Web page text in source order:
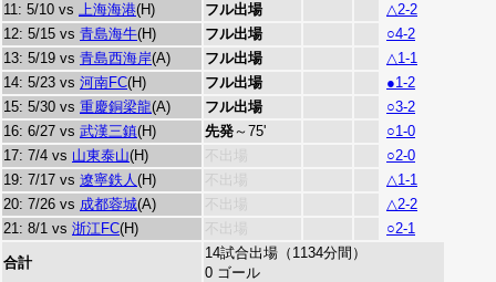
11: 5/10 vs 上海海港(H) フル出場
△2-2
12: 5/15 vs 青島海牛(H) フル出場
○4-2
13: 5/19 vs 青島西海岸(A) フル出場
△1-1
14: 5/23 vs 河南FC(H) フル出場
●1-2
15: 5/30 vs 重慶銅梁龍(A) フル出場
○3-2
16: 6/27 vs 武漢三鎮(H) 先発～75'
○1-0
17: 7/4 vs 山東泰山(H) 不出場
○2-0
19: 7/17 vs 遼寧鉄人(H) 不出場
△1-1
20: 7/26 vs 成都蓉城(A) 不出場
△2-2
21: 8/1 vs 浙江FC(H) 不出場 ○2-1
合計
14試合出場（1134分間）
0 ゴール